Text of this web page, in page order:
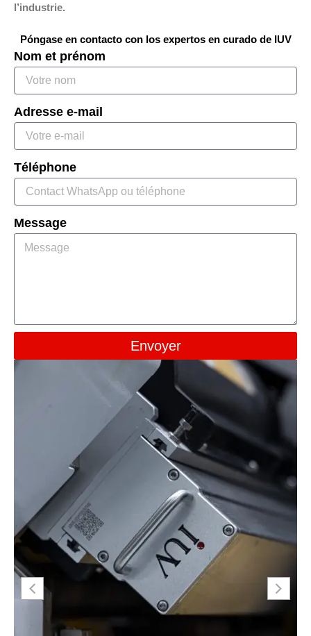
l’industrie.
Póngase en contacto con los expertos en curado de IUV
Nom et prénom
Adresse e-mail
Téléphone
Message
Envoyer